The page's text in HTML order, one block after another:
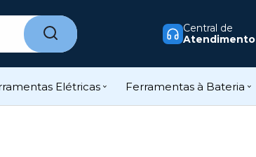
Central de
Atendimento
Elétricas Ferramentas à Bateria